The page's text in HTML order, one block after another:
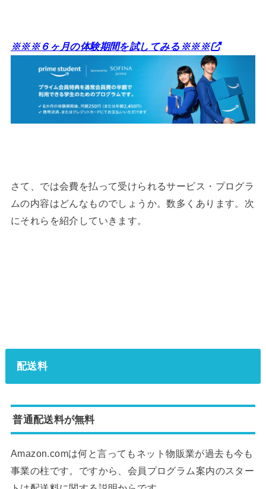
※※※６ヶ月の体験期間を試してみる※※※
さて、では会費を払って受けられるサービス・プログラ
ムの内容はどんなものでしょうか。数多くあります。次
にそれらを紹介していきます。
配送料
普通配送料が無料
Amazon.comは何と言ってもネット物販業が過去も今も
事業の柱です。ですから、会員プログラム案内のスター